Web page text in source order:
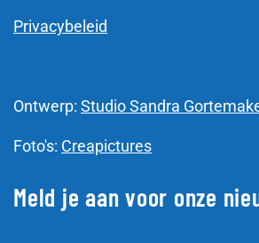
Privacybeleid
Ontwerp: Studio Sandra
Foto's: Creapictures
Meld je aan voor onze